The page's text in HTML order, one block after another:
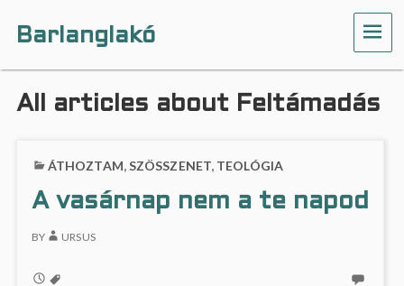
Barlanglakó
All articles about Feltámadás
ÁTHOZTAM,SZÖSSZENET, TEOLÓGIA
A vasárnap nem a te napod
BY URSUS